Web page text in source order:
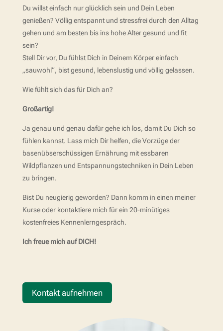
Du willst einfach nur glücklich sein und Dein Leben
genießen? Völlig entspannt und stressfrei durch den Alltag
gehen und am besten bis ins hohe Alter gesund und fit
sein?
Stell Dir vor, Du fühlst Dich in Deinem Körper einfach
„sauwohl“, bist gesund, lebenslustig und völlig gelassen.
Wie fühlt sich das für Dich an?
Großartig!
Ja genau und genau dafür gehe ich los, damit Du Dich so
fühlen kannst. Lass mich Dir helfen, die Vorzüge der
basenübserschüssigen Ernährung mit essbaren
Wildpflanzen und Entspannungstechniken in Dein Leben
zu bringen.
Bist Du neugierig geworden? Dann komm in einen meiner
Kurse oder kontaktiere mich für ein 20-minütiges
kostenfreies Kennenlerngespräch.
Ich freue mich auf DICH!
Kontakt aufnehmen